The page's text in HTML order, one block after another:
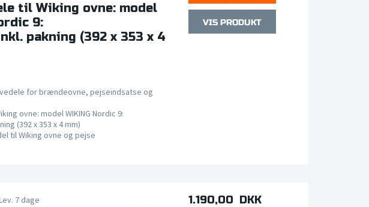
til Wiking ovne: model
9:
pakning (392 x 353 x 4
for brændeovne, pejseindsatse og
ovne: model WIKING Nordic 9:
(392 x 353 x 4 mm)
til Wiking ovne og pejse
7 dage
1.190,00 DKK